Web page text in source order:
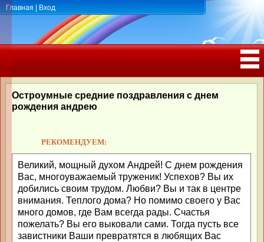
Главная Вход
РОЖДЕНИЯ, ЮБИЛЕЕМ
Остроумные средние поздравления с днем
рождения андрею
РЕКОМЕНДУЕМ:
Великий, мощный духом Андрей! С днем рождения
Вас, многоуважаемый труженик! Успехов? Вы их
добились своим трудом. Любви? Вы и так в центре
внимания. Теплого дома? Но помимо своего у Вас
много домов, где Вам всегда рады. Счастья
пожелать? Вы его выковали сами. Тогда пусть все
завистники Ваши превратятся в любящих Вас